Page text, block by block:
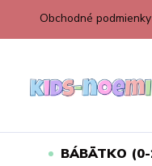
Obchodné podmienky
BÁBÄTKO